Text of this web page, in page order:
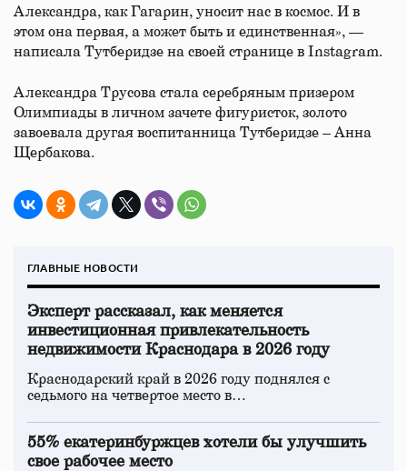
Александра, как Гагарин, уносит нас в космос. И в
этом она первая, а может быть и единственная», —
написала Тутберидзе на своей странице в Instagram.
Александра Трусова стала серебряным призером
Олимпиады в личном зачете фигуристок, золото
завоевала другая воспитанница Тутберидзе – Анна
Щербакова.
ГЛАВНЫЕ НОВОСТИ
Эксперт рассказал, как меняется
инвестиционная привлекательность
недвижимости Краснодара в 2026 году
Краснодарский край в 2026 году поднялся с
седьмого на четвертое место в…
55% екатеринбуржцев хотели бы улучшить
свое рабочее место